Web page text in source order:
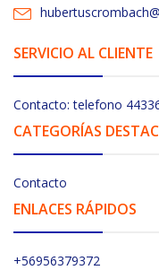
SERVICIO AL CLIENTE
Contacto: telefono
CATEGORÍAS
Contacto
ENLACES RÁPIDOS
+56956379372